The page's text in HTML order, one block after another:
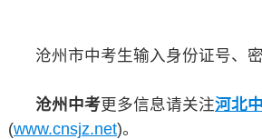
沧州市中考生输入身份证号、密
沧州中考更多信息请关注河北
(www.cnsjz.net)。